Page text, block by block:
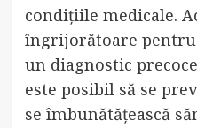
condițiile medicale.
îngrijorătoare
un diagnostic
este posibil să se
se îmbunătățească